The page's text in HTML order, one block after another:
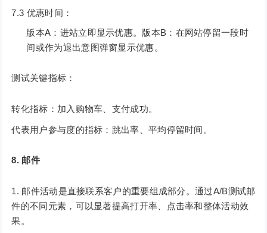
7.3 优惠时间：
版本A：进站立即显示优惠。版本B：在网站停留一段时
间或作为退出意图弹窗显示优惠。
测试关键指标：
转化指标：加入购物车、支付成功。
代表用户参与度的指标：跳出率、平均停留时间。
8. 邮件
邮件活动是直接联系客户的重要组成部分。通过A/B测试邮
件的不同元素，可以显著提高打开率、点击率和整体活动效
果。